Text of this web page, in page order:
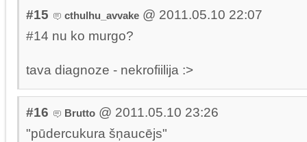
#15 cthulhu_avvake @ 2011.05.10 22:07
#14 nu ko murgo?
tava diagnoze - nekrofiilija :>
#16 Brutto @ 2011.05.10 23:26
"pūdercukura šņaucējs"